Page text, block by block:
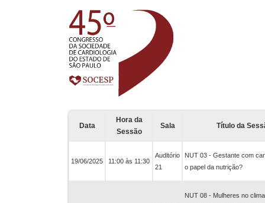
Data
Hora da
Sessão
Sala Título da
19/06/2025 11:00 às 11:30
Auditório
21
NUT 03 - Gestante com
o papel da nutrição?
NUT 08 - Mulheres no